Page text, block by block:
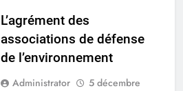
Chevreuse
L’agrément des
associations de défense
de l’environnement
Administrator
5 décembre